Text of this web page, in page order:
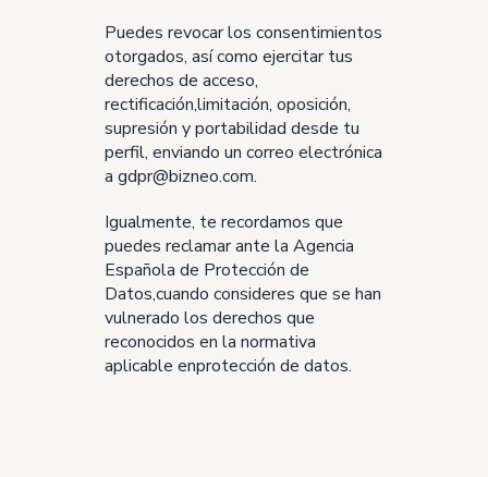
Puedes revocar los consentimientos
otorgados, así como ejercitar tus
derechos de acceso,
rectificación,limitación, oposición,
supresión y portabilidad desde tu
perfil, enviando un correo electrónica
a gdpr@bizneo.com.
Igualmente, te recordamos que
puedes reclamar ante la Agencia
Española de Protección de
Datos,cuando consideres que se han
vulnerado los derechos que
reconocidos en la normativa
aplicable enprotección de datos.